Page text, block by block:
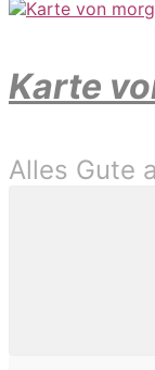
Karte
Alles Gute